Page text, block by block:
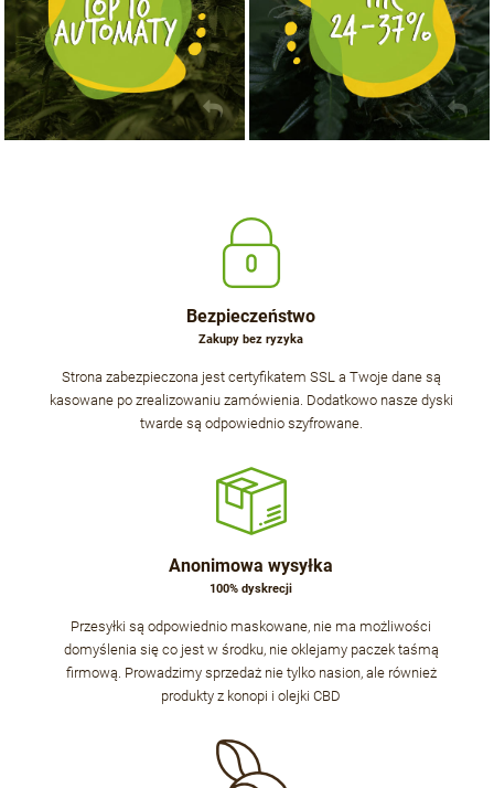
Bezpieczeństwo
Zakupy bez ryzyka
Strona zabezpieczona jest certyfikatem SSL a Twoje dane są
kasowane po zrealizowaniu zamówienia. Dodatkowo nasze dyski
twarde są odpowiednio szyfrowane.
Anonimowa wysyłka
100% dyskrecji
Przesyłki są odpowiednio maskowane, nie ma możliwości
domyślenia się co jest w środku, nie oklejamy paczek taśmą
firmową. Prowadzimy sprzedaż nie tylko nasion, ale również
produkty z konopi i olejki CBD